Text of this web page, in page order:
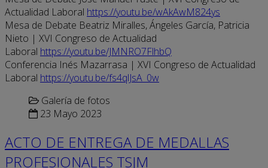
Actualidad Laboral https://youtu.be/wAkAwM824ys
Mesa de Debate Beatriz Miralles, Ángeles García, Patricia
Nieto | XVI Congreso de Actualidad
Laboral https://youtu.be/JMNRO7FlhbQ
Conferencia Inés Mazarrasa | XVI Congreso de Actualidad
Laboral https://youtu.be/fs4qlJsA_0w
Galería de fotos
23 Mayo 2023
ACTO DE ENTREGA DE MEDALLAS
PROFESIONALES TSJM